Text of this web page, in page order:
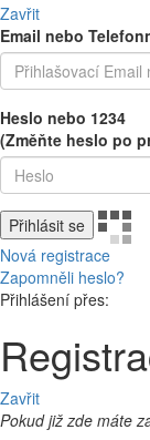
Zavřit
Email nebo
Heslo nebo 1234
(Změňte heslo po
Přihlásit se
Nová registrace
Zapomněli heslo?
Přihlášení přes:
Zavřit
Pokud již zde máte